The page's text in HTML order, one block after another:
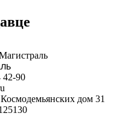
42-90
дом 31